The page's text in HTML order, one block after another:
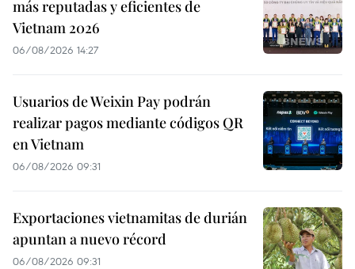
más reputadas y eficientes de
Vietnam 2026
06/08/2026 14:27
Usuarios de Weixin Pay podrán
realizar pagos mediante códigos QR
en Vietnam
06/08/2026 09:31
Exportaciones vietnamitas de durián
apuntan a nuevo récord
06/08/2026 09:31